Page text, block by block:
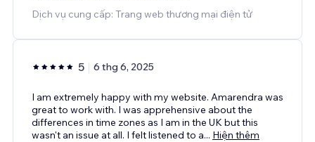
Dịch vụ cung cấp: Trang web thương mại điện tử
5 6 thg 6, 2025
I am extremely happy with my website. Amarendra was
great to work with. I was apprehensive about the
differences in time zones as I am in the UK but this
wasn't an issue at all. I felt listened to a... Hiện thêm